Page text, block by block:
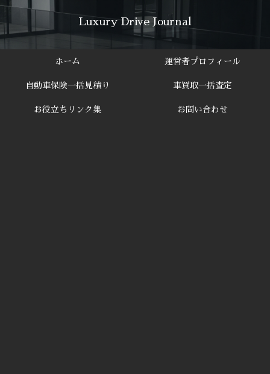
Luxury Drive Journal
ホーム 運営者プロフィール
自動車保険一括見積り 車買取一括査定
お役立ちリンク集 お問い合わせ